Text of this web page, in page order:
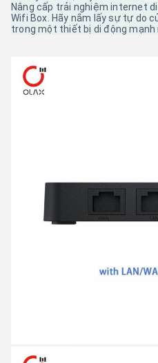
Nâng cấp trải nghiệm internet
Wifi Box. Hãy nắm lấy sự tự do
trong một thiết bị di động mạnh